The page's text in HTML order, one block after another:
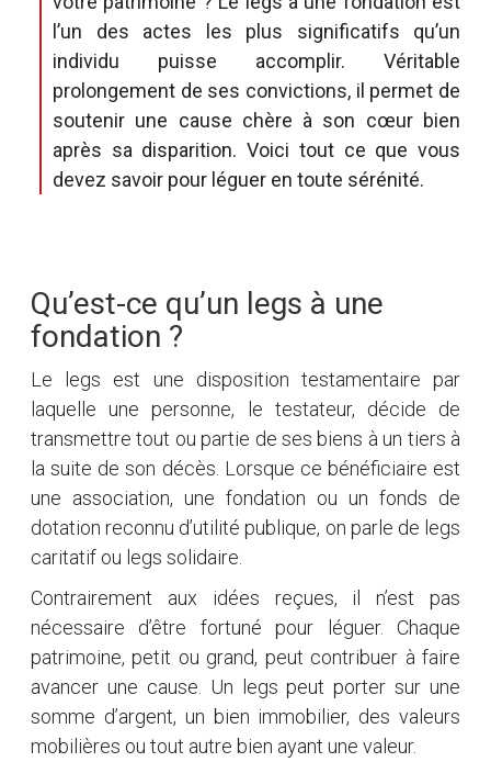
l’un des actes les plus significatifs qu’un
individu puisse accomplir. Véritable
prolongement de ses convictions, il permet de
soutenir une cause chère à son cœur bien
après sa disparition. Voici tout ce que vous
devez savoir pour léguer en toute sérénité.
Qu’est-ce qu’un legs à une
fondation ?
Le legs est une disposition testamentaire par
laquelle une personne, le testateur, décide de
transmettre tout ou partie de ses biens à un tiers à
la suite de son décès. Lorsque ce bénéficiaire est
une association, une fondation ou un fonds de
dotation reconnu d’utilité publique, on parle de legs
caritatif ou legs solidaire.
Contrairement aux idées reçues, il n’est pas
nécessaire d’être fortuné pour léguer. Chaque
patrimoine, petit ou grand, peut contribuer à faire
avancer une cause. Un legs peut porter sur une
somme d’argent, un bien immobilier, des valeurs
mobilières ou tout autre bien ayant une valeur.